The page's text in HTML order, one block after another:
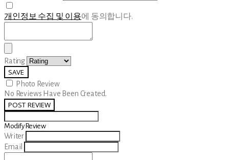
개인정보 수집 및 이용에 동의합니다.
Rating
SAVE
Photo Review
No Reviews Have Been Created.
POST REVIEW
Modify Review
Writer
Email